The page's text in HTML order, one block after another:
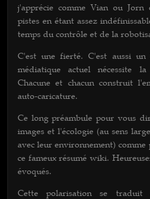
j'apprécie comme Vian ou
pistes en étant assez
temps du contrôle et de la
C'est une fierté. C'est aussi un
médiatique actuel nécessite
Chacune et chacun construit
auto-caricature.
Ce long préambule pour vous
images et l'écologie (au sens
avec leur environnement)
ce fameux résumé wiki.
évoqués.
Cette polarisation se traduit